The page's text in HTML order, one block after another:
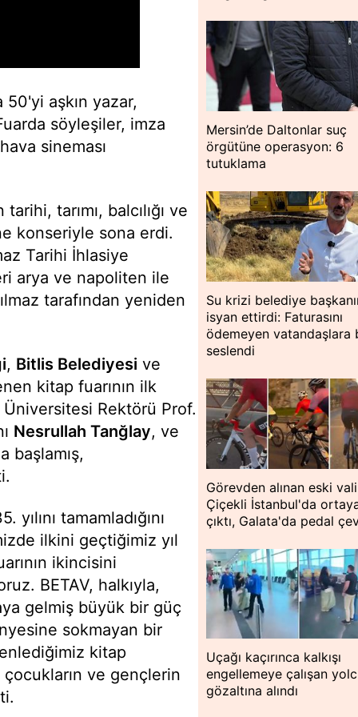
aşkın yazar,
söyleşiler, imza
sineması
tarımı, balcılığı ve
konseriyle sona erdi.
Tarihi İhlasiye
arya ve napoliten ile
tarafından yeniden
, Bitlis Belediyesi ve
kitap fuarının ilk
Üniversitesi Rektörü Prof.
Nesrullah Tanğlay, ve
başlamış,
yılını tamamladığını
ilkini geçtiğimiz yıl
ikincisini
BETAV, halkıyla,
gelmiş büyük bir güç
sokmayan bir
kitap
çocukların ve gençlerin
Mersin’de Daltonlar suç
örgütüne operasyon: 6
tutuklama
Su krizi belediye
isyan ettirdi: Faturasını
ödemeyen vatandaşlara
seslendi
Görevden alınan eski vali
Çiçekli İstanbul'da
çıktı, Galata'da pedal
Uçağı kaçırınca kalkışı
engellemeye çalışan
gözaltına alındı